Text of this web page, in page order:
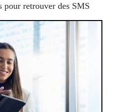
pour retrouver des SMS